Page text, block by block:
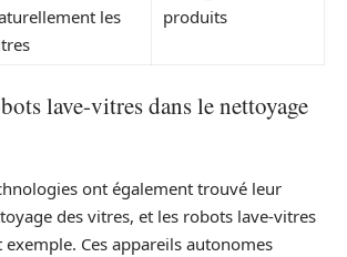
les
produits
lave-vitres dans le nettoyage
ont également trouvé leur
des vitres, et les robots lave-vitres
Ces appareils autonomes